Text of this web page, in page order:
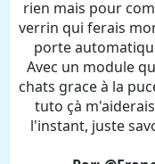
rien mais pour
verrin qui ferais
porte
Avec un module
chats grace à la
tuto çà
l'instant, juste